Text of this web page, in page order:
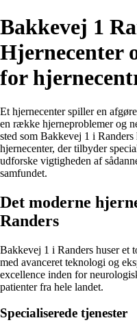
Bakkevej 1
Hjernecenter
for
Et hjernecenter spiller en
en række hjerneproblemer og
sted som Bakkevej 1 i
hjernecenter, der tilbyder
udforske vigtigheden af
samfundet.
Det moderne
Randers
Bakkevej 1 i Randers huser et
med avanceret teknologi og
excellence inden for
patienter fra hele landet.
Specialiserede tjenester